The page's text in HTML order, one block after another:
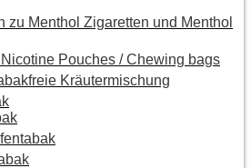
zu Menthol Zigaretten und Menthol
Pouches / Chewing bags
Kräutermischung